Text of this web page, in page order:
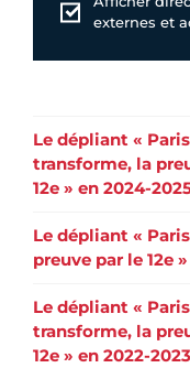
externes et
Le dépliant «
transforme, la
12e » en 2024-
Le dépliant «
preuve par le 12e
Le dépliant «
transforme, la
12e » en 2022-2023